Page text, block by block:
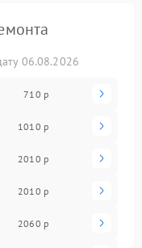
06.08.2026
710 р
1010 р
2010 р
2010 р
2060 р